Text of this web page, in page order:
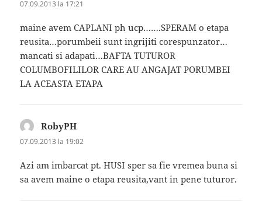
07.09.2013 la 17:21
maine avem CAPLANI ph ucp…….SPERAM o etapa
reusita…porumbeii sunt ingrijiti corespunzator…
mancati si adapati…BAFTA TUTUROR
COLUMBOFILILOR CARE AU ANGAJAT PORUMBEI
LA ACEASTA ETAPA
RobyPH
07.09.2013 la 19:02
Azi am imbarcat pt. HUSI sper sa fie vremea buna si
sa avem maine o etapa reusita,vant in pene tuturor.